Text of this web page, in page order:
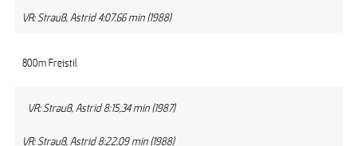
VR: Strauß, Astrid 4:07,66 min (1988)
800m Freistil
VR: Strauß, Astrid 8:15,34 min (1987)
VR: Strauß, Astrid 8:22,09 min (1988)